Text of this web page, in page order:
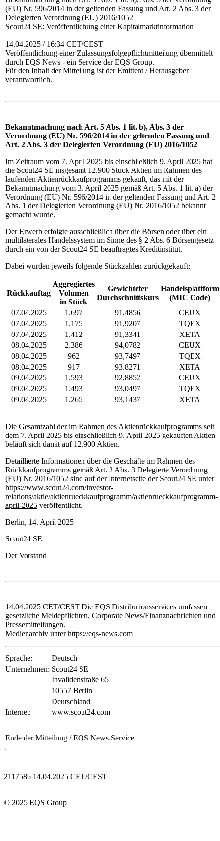
(EU) Nr. 596/2014 in der geltenden Fassung und Art. 2 Abs. 3 der
Delegierten Verordnung (EU) 2016/1052
Scout24 SE: Veröffentlichung einer Kapitalmarktinformation
14.04.2025 / 16:34 CET/CEST
Veröffentlichung einer Zulassungsfolgepflichtmitteilung übermittelt
durch EQS News - ein Service der EQS Group.
Für den Inhalt der Mitteilung ist der Emittent / Herausgeber
verantwortlich.
Bekanntmachung nach Art. 5 Abs. 1 lit. b), Abs. 3 der
Verordnung (EU) Nr. 596/2014 in der geltenden Fassung und
Art. 2 Abs. 3 der Delegierten Verordnung (EU) 2016/1052
Im Zeitraum vom 7. April 2025 bis einschließlich 9. April 2025 hat
die Scout24 SE insgesamt 12.900 Stück Aktien im Rahmen des
laufenden Aktienrückkaufprogramms gekauft, das mit der
Bekanntmachung vom 3. April 2025 gemäß Art. 5 Abs. 1 lit. a) der
Verordnung (EU) Nr. 596/2014 in der geltenden Fassung und Art. 2
Abs. 1 der Delegierten Verordnung (EU) Nr. 2016/1052 bekannt
gemacht wurde.
Der Erwerb erfolgte ausschließlich über die Börsen oder über ein
multilaterales Handelssystem im Sinne des § 2 Abs. 6 Börsengesetz
durch ein von der Scout24 SE beauftragtes Kreditinstitut.
Dabei wurden jeweils folgende Stückzahlen zurückgekauft:
Rückkauftag
Aggregiertes
Volumen
in Stück
Gewichteter
Durchschnittskurs
Handelsplattform
(MIC Code)
07.04.2025
1.697 91,4856
CEUX
07.04.2025
1.175 91,9207
TQEX
07.04.2025
1.412 91,3341
XETA
08.04.2025
2.386 94,0782
CEUX
08.04.2025
962 93,7497
TQEX
08.04.2025
917 93,8271
XETA
09.04.2025
1.593 92,8852
CEUX
09.04.2025
1.493 93,0497
TQEX
09.04.2025
1.265 93,1437 XETA
Die Gesamtzahl der im Rahmen des Aktienrückkaufprogramms seit
dem 7. April 2025 bis einschließlich 9. April 2025 gekauften Aktien
beläuft sich damit auf 12.900 Aktien.
Detaillierte Informationen über die Geschäfte im Rahmen des
Rückkaufprogramms gemäß Art. 2 Abs. 3 Delegierte Verordnung
(EU) Nr. 2016/1052 sind auf der Internetseite der Scout24 SE unter
https://www.scout24.com/investor-
relations/aktie/aktienrueckkaufprogramm/aktienrueckkaufprogramm-
april-2025 veröffentlicht.
Berlin, 14. April 2025
Scout24 SE
Der Vorstand
14.04.2025 CET/CEST Die EQS Distributionsservices umfassen
gesetzliche Meldepflichten, Corporate News/Finanznachrichten und
Pressemitteilungen.
Medienarchiv unter https://eqs-news.com
Sprache:
Deutsch
Unternehmen: Scout24 SE
Invalidenstraße 65
10557 Berlin
Deutschland
Internet:
www.scout24.com
Ende der Mitteilung / EQS News-Service
2117586 14.04.2025 CET/CEST
© 2025 EQS Group